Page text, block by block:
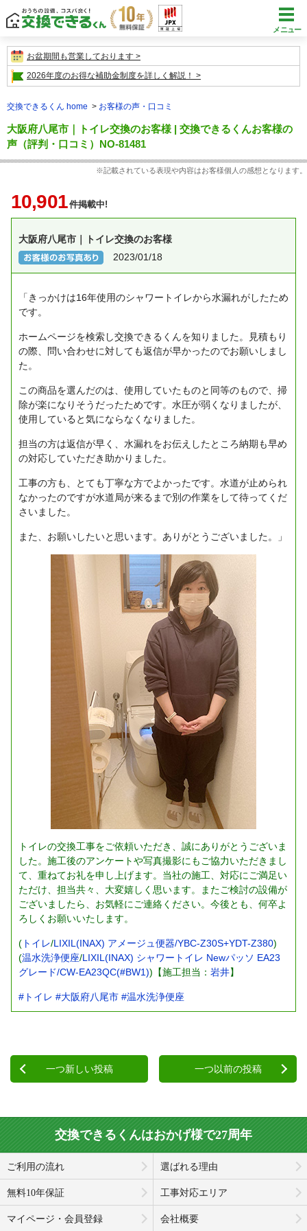
メニュー
お盆期間も営業しております
2026年度のお得な補助金制度を詳しく解説！
交換できるくん home お客様の声・口コミ
大阪府八尾市｜トイレ交換のお客様 | 交換できるくんお客様の
声（評判・口コミ）NO-81481
※記載されている表現や内容はお客様個人の感想となります。
10,901件掲載中!
大阪府八尾市｜トイレ交換のお客様
2023/01/18
「きっかけは16年使用のシャワートイレから水漏れがしたため
です。
ホームページを検索し交換できるくんを知りました。見積もり
の際、問い合わせに対しても返信が早かったのでお願いしまし
た。
この商品を選んだのは、使用していたものと同等のもので、掃
除が楽になりそうだったためです。水圧が弱くなりましたが、
使用していると気にならなくなりました。
担当の方は返信が早く、水漏れをお伝えしたところ納期も早め
の対応していただき助かりました。
工事の方も、とても丁寧な方でよかったです。水道が止められ
なかったのですが水道局が来るまで別の作業をして待ってくだ
さいました。
また、お願いしたいと思います。ありがとうございました。」
トイレの交換工事をご依頼いただき、誠にありがとうございま
した。施工後のアンケートや写真撮影にもご協力いただきまし
て、重ねてお礼を申し上げます。当社の施工、対応にご満足い
ただけ、担当共々、大変嬉しく思います。またご検討の設備が
ございましたら、お気軽にご連絡ください。今後とも、何卒よ
ろしくお願いいたします。
( トイレ/LIXIL(INAX) アメージュ便器/YBC-Z30S+YDT-Z380)
(温水洗浄便座/LIXIL(INAX) シャワートイレ Newパッソ EA23
グレード/CW-EA23QC(#BW1))【施工担当： 岩井】
#トイレ #大阪府八尾市 #温水洗浄便座
一つ新しい投稿 一つ以前の投稿
交換できるくんはおかげ様で27周年
ご利用の流れ 選ばれる理由
無料10年保証 工事対応エリア
マイページ・会員登録 会社概要